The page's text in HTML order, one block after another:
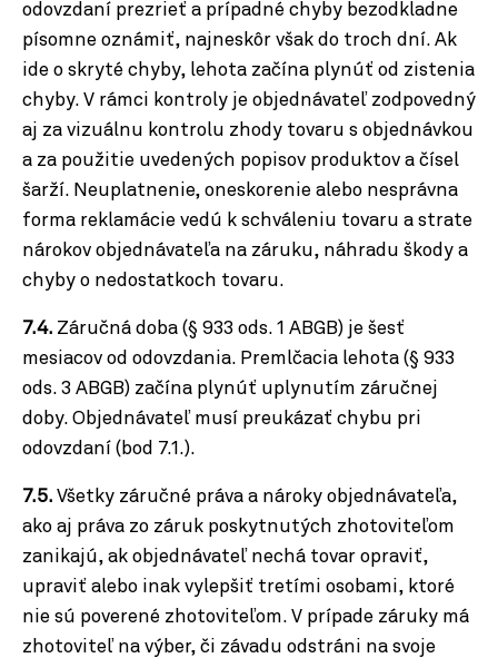
odovzdaní prezrieť a prípadné chyby bezodkladne
písomne oznámiť, najneskôr však do troch dní. Ak
ide o skryté chyby, lehota začína plynúť od zistenia
chyby. V rámci kontroly je objednávateľ zodpovedný
aj za vizuálnu kontrolu zhody tovaru s objednávkou
a za použitie uvedených popisov produktov a čísel
šarží. Neuplatnenie, oneskorenie alebo nesprávna
forma reklamácie vedú k schváleniu tovaru a strate
nárokov objednávateľa na záruku, náhradu škody a
chyby o nedostatkoch tovaru.
7.4. Záručná doba (§ 933 ods. 1 ABGB) je šesť
mesiacov od odovzdania. Premlčacia lehota (§ 933
ods. 3 ABGB) začína plynúť uplynutím záručnej
doby. Objednávateľ musí preukázať chybu pri
odovzdaní (bod 7.1.).
7.5. Všetky záručné práva a nároky objednávateľa,
ako aj práva zo záruk poskytnutých zhotoviteľom
zanikajú, ak objednávateľ nechá tovar opraviť,
upraviť alebo inak vylepšiť tretími osobami, ktoré
nie sú poverené zhotoviteľom. V prípade záruky má
zhotoviteľ na výber, či závadu odstráni na svoje